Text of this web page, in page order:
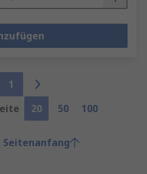
1
20 50 100
Seitenanfang